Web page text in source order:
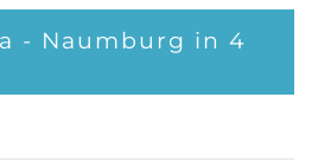
- Naumburg in 4